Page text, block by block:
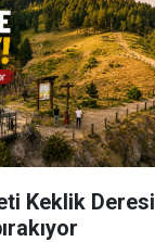
Keklik Deresi